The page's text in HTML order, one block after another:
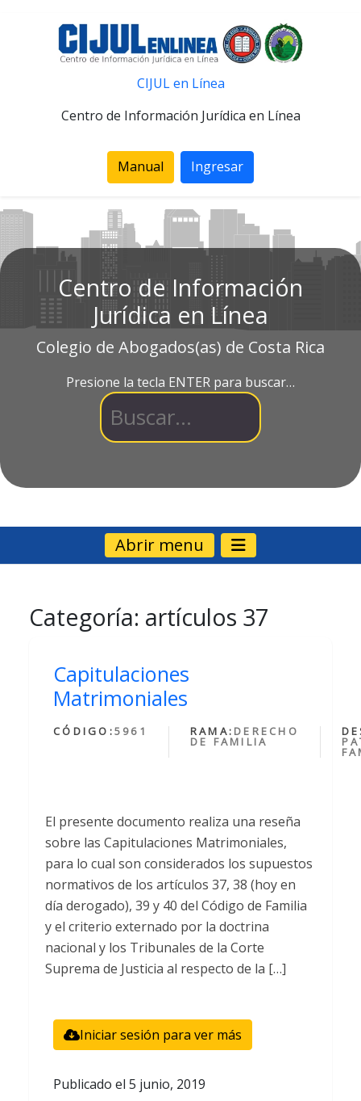
CIJUL en Línea
Centro de Información Jurídica en Línea
Manual Ingresar
Centro de Información
Jurídica en Línea
Colegio de Abogados(as) de Costa Rica
Presione la tecla ENTER para buscar…
Abrir menu
Categoría: artículos 37
Capitulaciones
Matrimoniales
CÓDIGO:5961 RAMA: DERECHO
DE FAMILIA
El presente documento realiza una reseña
sobre las Capitulaciones Matrimoniales,
para lo cual son considerados los supuestos
normativos de los artículos 37, 38 (hoy en
día derogado), 39 y 40 del Código de Familia
y el criterio externado por la doctrina
nacional y los Tribunales de la Corte
Suprema de Justicia al respecto de la […]
Iniciar sesión para ver más
Publicado el 5 junio, 2019